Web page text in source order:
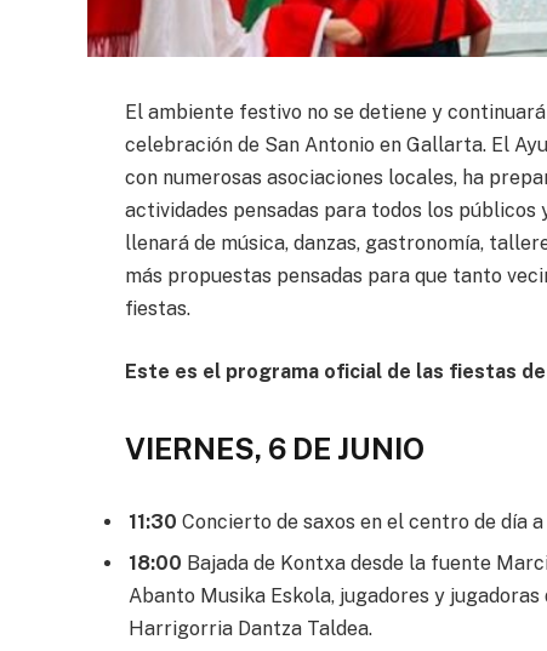
El ambiente festivo no se detiene y
celebración de San Antonio en Gallarta. El
con numerosas asociaciones locales, ha
actividades pensadas para todos los públicos
llenará de música, danzas, gastronomía,
más propuestas pensadas para que tanto
fiestas.
Este es el programa oficial de las fiestas
VIERNES, 6 DE JUNIO
11:30 Concierto de saxos en el centro de día
18:00 Bajada de Kontxa desde la fuente
Abanto Musika Eskola, jugadores y
Harrigorria Dantza Taldea.